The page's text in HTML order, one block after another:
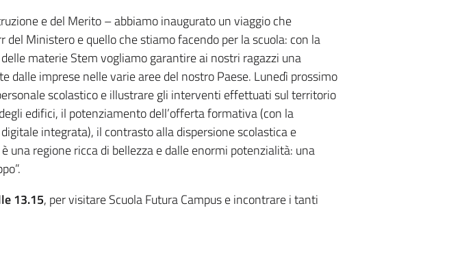
e del Merito – abbiamo inaugurato un viaggio che
Ministero e quello che stiamo facendo per la scuola: con la
materie Stem vogliamo garantire ai nostri ragazzi una
imprese nelle varie aree del nostro Paese. Lunedì prossimo
scolastico e illustrare gli interventi effettuati sul territorio
edifici, il potenziamento dell’offerta formativa (con la
integrata), il contrasto alla dispersione scolastica e
una regione ricca di bellezza e dalle enormi potenzialità: una
13.15, per visitare Scuola Futura Campus e incontrare i tanti